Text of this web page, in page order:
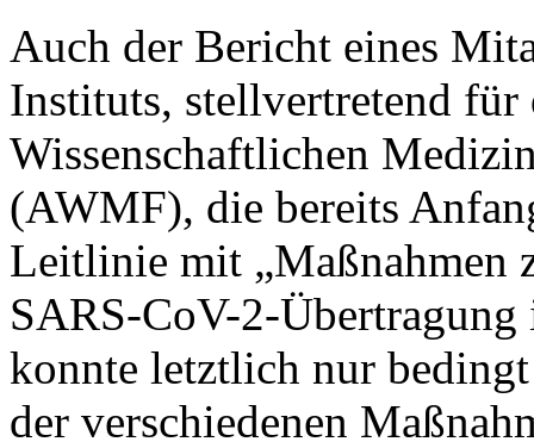
Auch der Bericht eines
Instituts, stellvertretend für
Wissenschaftlichen
(AWMF), die bereits
Leitlinie mit „Maßnahmen
SARS-CoV-2-
konnte letztlich nur
der verschiedenen